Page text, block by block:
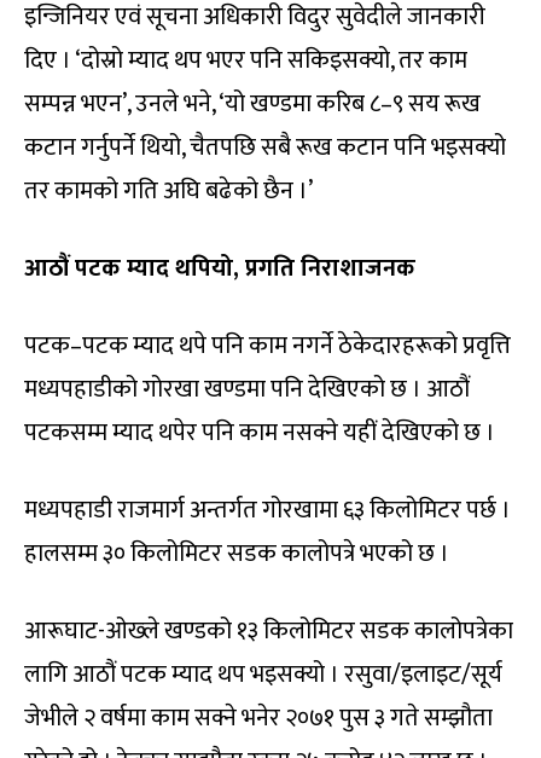
इन्जिनियर एवं सूचना अधिकारी विदुर सुवेदीले जानकारी
दिए । ‘दोस्रो म्याद थप भएर पनि सकिइसक्यो, तर काम
सम्पन्न भएन’, उनले भने, ‘यो खण्डमा करिब ८–९ सय रूख
कटान गर्नुपर्ने थियो, चैतपछि सबै रूख कटान पनि भइसक्यो
तर कामको गति अघि बढेको छैन ।’
आठौं पटक म्याद थपियो, प्रगति निराशाजनक
पटक–पटक म्याद थपे पनि काम नगर्ने ठेकेदारहरूको प्रवृत्ति
मध्यपहाडीको गोरखा खण्डमा पनि देखिएको छ । आठौं
पटकसम्म म्याद थपेर पनि काम नसक्ने यहीं देखिएको छ ।
मध्यपहाडी राजमार्ग अन्तर्गत गोरखामा ६३ किलोमिटर पर्छ ।
हालसम्म ३० किलोमिटर सडक कालोपत्रे भएको छ ।
आरूघाट-ओख्ले खण्डको १३ किलोमिटर सडक कालोपत्रेका
लागि आठौं पटक म्याद थप भइसक्यो । रसुवा/इलाइट/सूर्य
जेभीले २ वर्षमा काम सक्ने भनेर २०७१ पुस ३ गते सम्झौता